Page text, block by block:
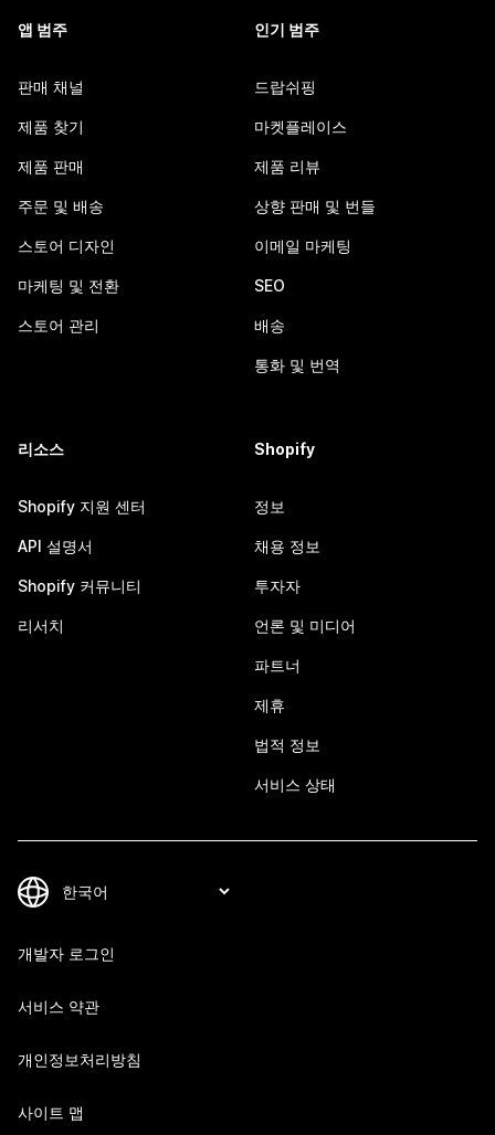
앱 범주
판매 채널
제품 찾기
제품 판매
주문 및 배송
스토어 디자인
마케팅 및 전환
스토어 관리
인기 범주
드랍쉬핑
마켓플레이스
제품 리뷰
상향 판매 및 번들
이메일 마케팅
SEO
배송
통화 및 번역
리소스
Shopify 지원 센터
API 설명서
Shopify 커뮤니티
리서치
Shopify
정보
채용 정보
투자자
언론 및 미디어
파트너
제휴
법적 정보
서비스 상태
개발자 로그인
서비스 약관
개인정보처리방침
사이트 맵